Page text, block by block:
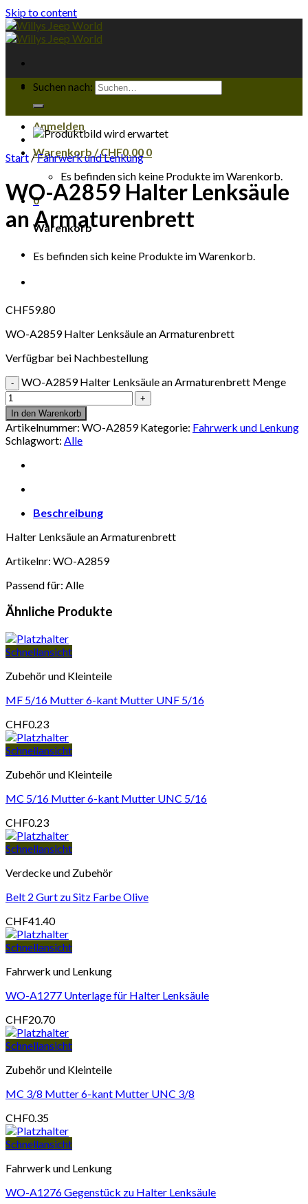
Skip to content
Suchen nach:
Anmelden
Warenkorb /CHF0.00 0
Es befinden sich keine Produkte im Warenkorb.
0
Warenkorb
Es befinden sich keine Produkte im Warenkorb.
Start /Fahrwerk und Lenkung
WO-A2859 Halter Lenksäule
an Armaturenbrett
CHF59.80
WO-A2859 Halter Lenksäule an Armaturenbrett
Verfügbar bei Nachbestellung
WO-A2859 Halter Lenksäule an Armaturenbrett Menge
In den Warenkorb
Artikelnummer: WO-A2859 Kategorie: Fahrwerk und Lenkung
Schlagwort: Alle
Beschreibung
Halter Lenksäule an Armaturenbrett
Artikelnr: WO-A2859
Passend für: Alle
Ähnliche Produkte
Schnellansicht
Zubehör und Kleinteile
MF 5/16 Mutter 6-kant Mutter UNF 5/16
CHF0.23
Schnellansicht
Zubehör und Kleinteile
MC 5/16 Mutter 6-kant Mutter UNC 5/16
CHF0.23
Schnellansicht
Verdecke und Zubehör
Belt 2 Gurt zu Sitz Farbe Olive
CHF41.40
Schnellansicht
Fahrwerk und Lenkung
WO-A1277 Unterlage für Halter Lenksäule
CHF20.70
Schnellansicht
Zubehör und Kleinteile
MC 3/8 Mutter 6-kant Mutter UNC 3/8
CHF0.35
Schnellansicht
Fahrwerk und Lenkung
WO-A1276 Gegenstück zu Halter Lenksäule